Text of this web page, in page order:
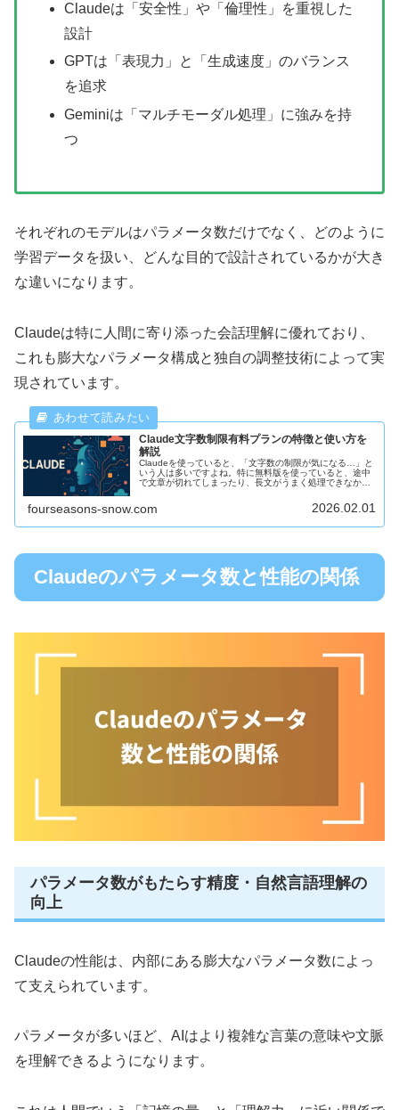
Claudeは「安全性」や「倫理性」を重視した
設計
GPTは「表現力」と「生成速度」のバランス
を追求
Geminiは「マルチモーダル処理」に強みを持
つ
それぞれのモデルはパラメータ数だけでなく、どのように
学習データを扱い、どんな目的で設計されているかが大き
な違いになります。
Claudeは特に人間に寄り添った会話理解に優れており、
これも膨大なパラメータ構成と独自の調整技術によって実
現されています。
Claude文字数制限有料プランの特徴と使い方を
解説
Claudeを使っていると、「文字数の制限が気になる…」と
いう人は多いですよね。特に無料版を使っていると、途中
で文章が切れてしまったり、長文がうまく処理できなかっ
fourseasons-snow.com 2026.02.01
Claudeのパラメータ数と性能の関係
パラメータ数がもたらす精度・自然言語理解の
向上
Claudeの性能は、内部にある膨大なパラメータ数によっ
て支えられています。
パラメータが多いほど、AIはより複雑な言葉の意味や文脈
を理解できるようになります。